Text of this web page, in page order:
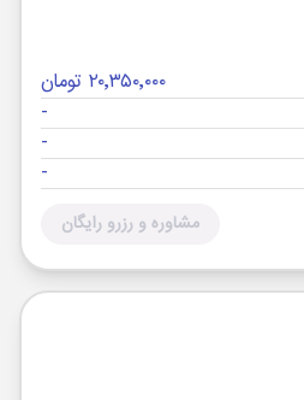
۲۰٬۳۵۰٬۰۰۰ تومان
-
-
-
مشاوره و رزرو رایگان